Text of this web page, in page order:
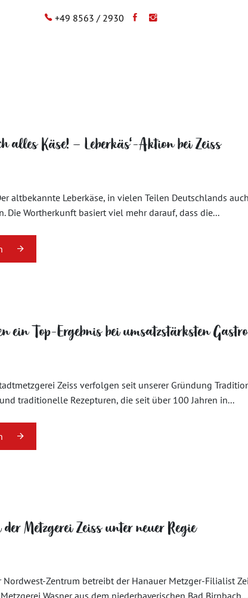
+49 8563 / 2930
alles Käse! – Leberkäs‘-Aktion bei Zeiss
altbekannte Leberkäse, in vielen Teilen Deutschlands
Die Wortherkunft basiert viel mehr darauf, dass die...
ein Top-Ergebnis bei umsatzstärksten
Zeiss verfolgen seit unserer Gründung
traditionelle Rezepturen, die seit über 100 Jahren in...
Metzgerei Zeiss unter neuer Regie
Nordwest-Zentrum betreibt der Hanauer Metzger-Filialist